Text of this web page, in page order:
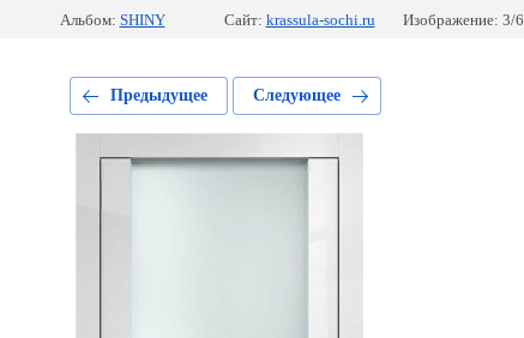
Альбом: SHINY Сайт: krassula-sochi.ru Изображение: 3/6
Предыдущее Следующее